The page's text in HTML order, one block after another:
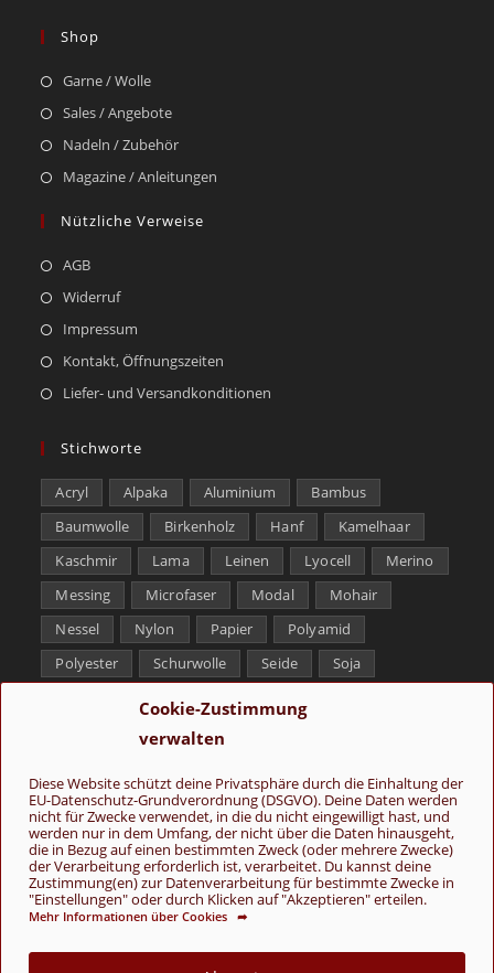
Cookie-Zustimmung
verwalten
Diese Website schützt deine Privatsphäre durch die Einhaltung der
EU-Datenschutz-Grundverordnung (DSGVO). Deine Daten werden
nicht für Zwecke verwendet, in die du nicht eingewilligt hast, und
werden nur in dem Umfang, der nicht über die Daten hinausgeht,
die in Bezug auf einen bestimmten Zweck (oder mehrere Zwecke)
der Verarbeitung erforderlich ist, verarbeitet. Du kannst deine
Zustimmung(en) zur Datenverarbeitung für bestimmte Zwecke in
"Einstellungen" oder durch Klicken auf "Akzeptieren" erteilen.
Mehr Informationen über Cookies ➦
Shop
Garne / Wolle
Sales / Angebote
Nadeln / Zubehör
Magazine / Anleitungen
Nützliche Verweise
AGB
Widerruf
Impressum
Kontakt, Öffnungszeiten
Liefer- und Versandkonditionen
Stichworte
Acryl Alpaka Aluminium
Bambus
Baumwolle
Birkenholz Hanf
Kamelhaar
Kaschmir
Lama Leinen Lyocell
Merino
Messing
Microfaser Modal
Mohair
Nessel
Nylon Papier
Polyamid
Polyester
Schurwolle Seide
Soja
Tencel
Yak
Folge uns